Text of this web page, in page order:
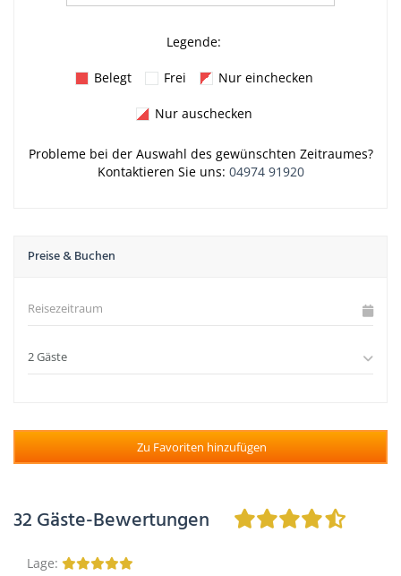
Legende:
Belegt Frei Nur einchecken
Nur auschecken
Probleme bei der Auswahl des gewünschten Zeitraumes?
Kontaktieren Sie uns: 04974 91920
Preise & Buchen
Zu Favoriten hinzufügen
32 Gäste-Bewertungen
Lage: